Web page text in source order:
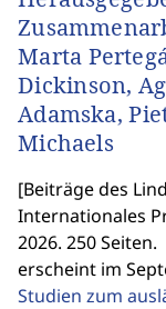
Marta
Dickinson,
Adamska,
Michaels
[Beiträge des
Internationales
2026. 250 Seiten.
erscheint im
Studien zum